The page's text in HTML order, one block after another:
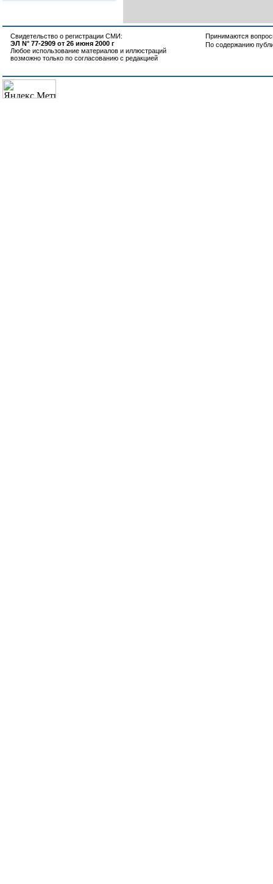
Свидетельство о регистрации СМИ:
ЭЛ N° 77-2909 от 26 июня 2000 г
Любое использование материалов и иллюстраций
возможно только по согласованию с редакцией
Принимаются
По содержанию